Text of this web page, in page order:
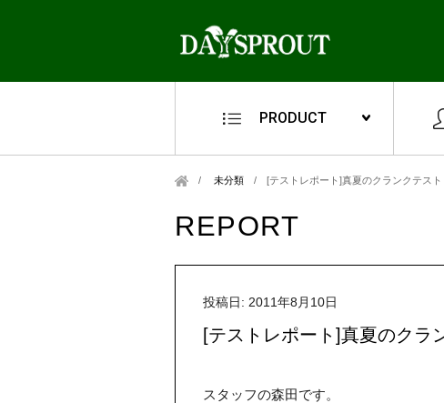
PRODUCT
未分類 /[テストレポート]真夏のクランクテスト
REPORT
投稿日: 2011年8月10日
[テストレポート]真夏のクラ
スタッフの森田です。